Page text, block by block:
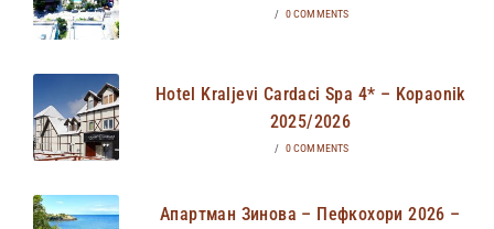
/ 0 COMMENTS
Hotel Kraljevi Cardaci Spa 4* – Kopaonik
2025/2026
/ 0 COMMENTS
Апартман Зинова – Пефкохори 2026 –